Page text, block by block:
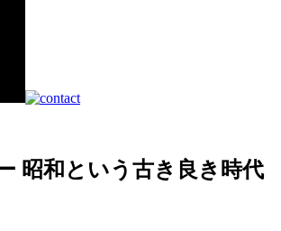
昭和という古き良き時代